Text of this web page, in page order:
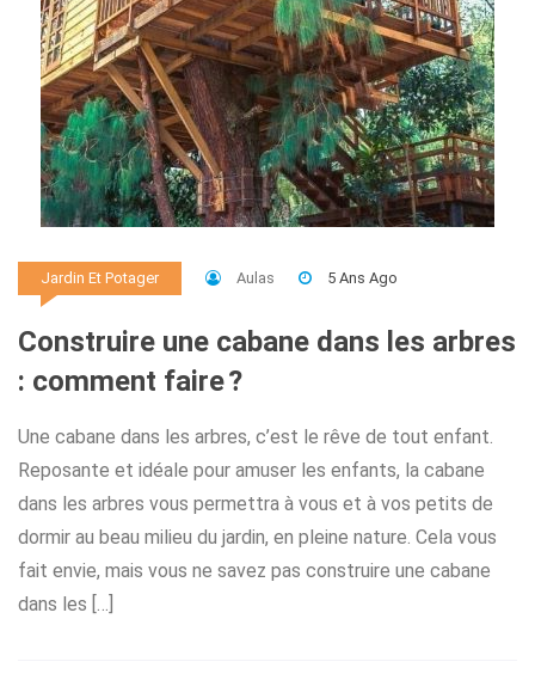
Jardin Et Potager Aulas 5 Ans Ago
Construire une cabane dans les arbres
: comment faire ?
Une cabane dans les arbres, c’est le rêve de tout enfant.
Reposante et idéale pour amuser les enfants, la cabane
dans les arbres vous permettra à vous et à vos petits de
dormir au beau milieu du jardin, en pleine nature. Cela vous
fait envie, mais vous ne savez pas construire une cabane
dans les […]